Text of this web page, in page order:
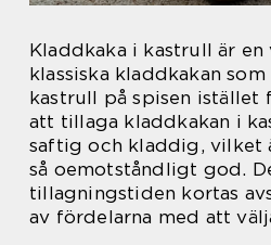
Kladdkaka i kastrull är en
klassiska kladdkakan
kastrull på spisen istället
att tillaga kladdkakan i
saftig och kladdig, vilket
så oemotståndligt god.
tillagningstiden kortas
av fördelarna med att